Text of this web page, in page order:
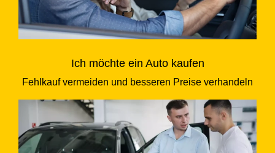
Ich möchte ein Auto kaufen
Fehlkauf vermeiden und besseren Preise verhandeln